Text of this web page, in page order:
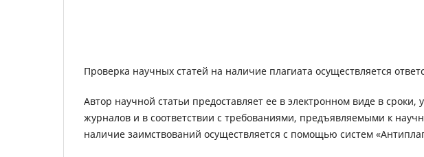
Проверка научных статей на наличие плагиата осуществляется
Автор научной статьи предоставляет ее в электронном виде в
журналов и в соответствии с требованиями, предъявляемыми к
наличие заимствований осуществляется с помощью систем